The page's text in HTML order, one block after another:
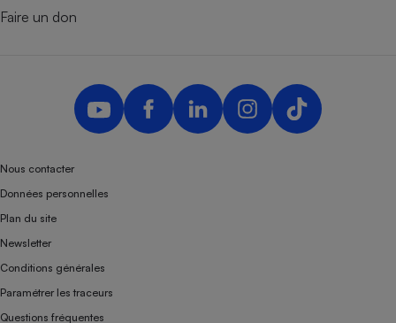
Faire un don
Nous contacter
Données personnelles
Plan du site
Newsletter
Conditions générales
Paramétrer les traceurs
Questions fréquentes